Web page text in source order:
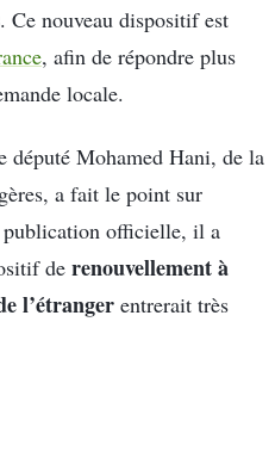
. Ce nouveau dispositif est
, afin de répondre plus
locale.
député Mohamed Hani, de la
a fait le point sur
officielle, il a
de renouvellement à
l’étranger entrerait très